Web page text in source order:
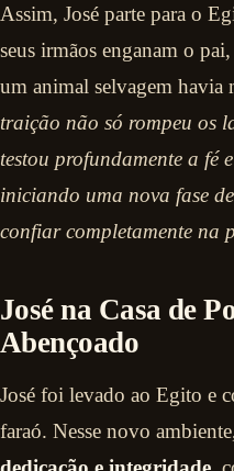
Assim, José parte para o
seus irmãos enganam o
um animal selvagem havia
traição não só rompeu os
testou profundamente a fé
iniciando uma nova fase
confiar completamente na
José na Casa de
Abençoado
José foi levado ao Egito e
faraó. Nesse novo